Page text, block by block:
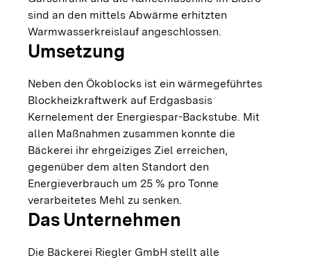
sind an den mittels Abwärme erhitzten
Warmwasserkreislauf angeschlossen.
Umsetzung
Neben den Ökoblocks ist ein wärmegeführtes
Blockheizkraftwerk auf Erdgasbasis
Kernelement der Energiespar-Backstube. Mit
allen Maßnahmen zusammen konnte die
Bäckerei ihr ehrgeiziges Ziel erreichen,
gegenüber dem alten Standort den
Energieverbrauch um 25 % pro Tonne
verarbeitetes Mehl zu senken.
Das Unternehmen
Die Bäckerei Riegler GmbH stellt alle